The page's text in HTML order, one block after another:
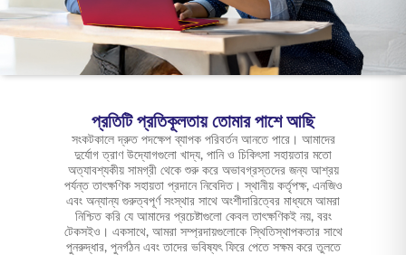
ENGLISH
অনলাইনে কিনুন প্রিমিয়াম পরিশোধ করুন
প্রতিটি প্রতিকূলতায় তোমার পাশে আছি
সংকটকালে দ্রুত পদক্ষেপ ব্যাপক পরিবর্তন আনতে পারে। আমাদের
দুর্যোগ ত্রাণ উদ্যোগগুলো খাদ্য, পানি ও চিকিৎসা সহায়তার মতো
অত্যাবশ্যকীয় সামগ্রী থেকে শুরু করে অভাবগ্রস্তদের জন্য আশ্রয়
পর্যন্ত তাৎক্ষণিক সহায়তা প্রদানে নিবেদিত। স্থানীয় কর্তৃপক্ষ, এনজিও
এবং অন্যান্য গুরুত্বপূর্ণ সংস্থার সাথে অংশীদারিত্বের মাধ্যমে আমরা
নিশ্চিত করি যে আমাদের প্রচেষ্টাগুলো কেবল তাৎক্ষণিকই নয়, বরং
টেকসইও। একসাথে, আমরা সম্প্রদায়গুলোকে স্থিতিস্থাপকতার সাথে
পুনরুদ্ধার, পুনর্গঠন এবং তাদের ভবিষ্যৎ ফিরে পেতে সক্ষম করে তুলতে